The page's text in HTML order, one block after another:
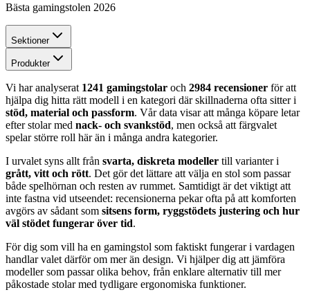
Bästa gamingstolen 2026
Sektioner
Produkter
Vi har analyserat 1241 gamingstolar och 2984 recensioner för att
hjälpa dig hitta rätt modell i en kategori där skillnaderna ofta sitter i
stöd, material och passform. Vår data visar att många köpare letar
efter stolar med nack- och svankstöd, men också att färgvalet
spelar större roll här än i många andra kategorier.
I urvalet syns allt från svarta, diskreta modeller till varianter i
grått, vitt och rött. Det gör det lättare att välja en stol som passar
både spelhörnan och resten av rummet. Samtidigt är det viktigt att
inte fastna vid utseendet: recensionerna pekar ofta på att komforten
avgörs av sådant som sitsens form, ryggstödets justering och hur
väl stödet fungerar över tid.
För dig som vill ha en gamingstol som faktiskt fungerar i vardagen
handlar valet därför om mer än design. Vi hjälper dig att jämföra
modeller som passar olika behov, från enklare alternativ till mer
påkostade stolar med tydligare ergonomiska funktioner.